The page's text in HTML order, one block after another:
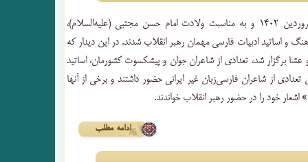
شامگاه چهارشنبه ۱۶ فروردین ۱۴۰۲ و به مناسبت ولادت امام حسن مجتبی (علیه‌السلام)،
و اساتید ادبیات فارسی مهمان رهبر انقلاب شدند. در این دیدار که
عشا برگزار شد، تعدادی از شاعران جوان و پیشکسوت کشورمان، اساتید
از شاعران فارسی‌زبان غیر ایرانی حضور داشتند و برخی از آنها
اشعار خود را در حضور رهبر انقلاب خواندند.
ادامه مطلب